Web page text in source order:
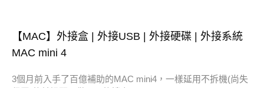
【MAC】外接盒 | 外接USB | 外接硬碟 | 外接系統
MAC mini 4
3個月前入手了百億補助的MAC mini4，一樣延用不拆機(尚失